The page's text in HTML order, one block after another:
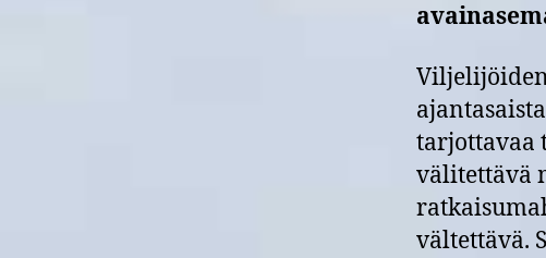
tarjottavaa
välitettävä
vältettävä.